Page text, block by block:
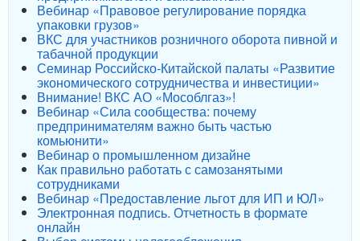
Вебинар «Правовое регулирование порядка
упаковки грузов»
ВКС для участников розничного оборота пивной и
табачной продукции
Семинар Российско-Китайской палаты «Развитие
экономического сотрудничества и инвестиции»
Внимание! ВКС АО «Мособлгаз»!
Вебинар «Сила сообщества: почему
предпринимателям важно быть частью
комьюнити»
Вебинар о промышленном дизайне
Как правильно работать с самозанятыми
сотрудниками
Вебинар «Предоставление льгот для ИП и ЮЛ»
Электронная подпись. Отчетность в формате
онлайн